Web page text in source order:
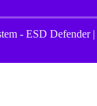
- ESD Defender |